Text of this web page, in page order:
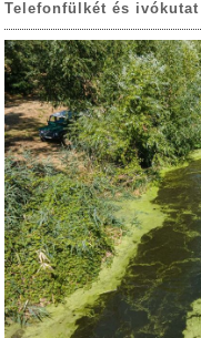
Telefonfülkét és